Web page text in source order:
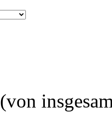
(von